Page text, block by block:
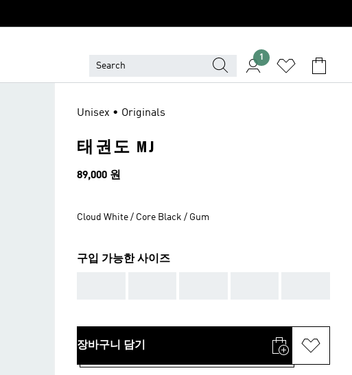
1
Unisex • Originals
태권도 MJ
가격
89,000 원
Cloud White / Core Black / Gum
구입 가능한 사이즈
장바구니 담기